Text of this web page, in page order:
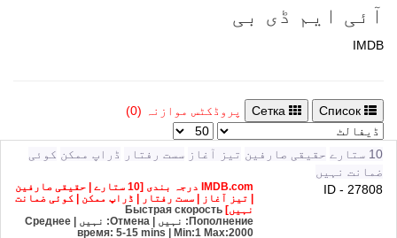
آئی ایم ڈی بی
IMDB
Список
Сетка پروڈکٹس موازنہ (0)
10 ستارے حقیقی صارفین تیز آغاز سست رفتار ڈراپ ممکن کوئی
ضمانت نہیں
IMDB.com درجہ بندی [10 ستارے | حقیقی صارفین
| تیز آغاز | سست رفتار | ڈراپ ممکن | کوئی ضمانت
نہیں] Быстрая скорость
Пополнение: نہیں | Отмена: نہیں | Среднее
время: 5-15 mins
| Min:1 Max:2000
ID - 27808